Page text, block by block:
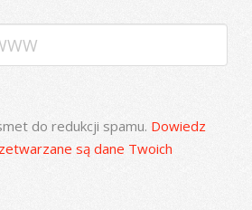
do redukcji spamu. Dowiedz
są dane Twoich